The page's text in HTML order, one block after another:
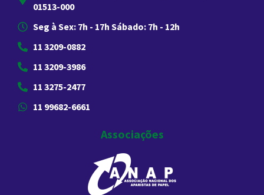
01513-000
Seg à Sex: 7h - 17h Sábado: 7h - 12h
11 3209-0882
11 3209-3986
11 3275-2477
11 99682-6661
Associações